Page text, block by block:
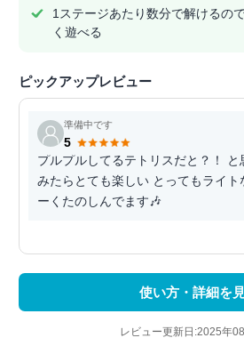
1ステージあたり数分で解けるの
く遊べる
ピックアップレビュー
準備中です
5
プルプルしてるテトリスだと？！ と
みたらとても楽しい とってもライト
ーくたのしんでます🎶
使い方・詳細を
レビュー更新日:2025年